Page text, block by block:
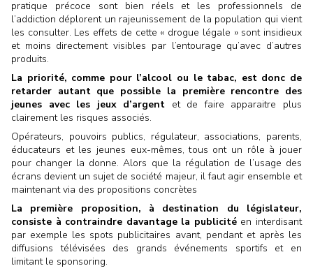
pratique précoce sont bien réels et les professionnels de
l’addiction déplorent un rajeunissement de la population qui vient
les consulter. Les effets de cette « drogue légale » sont insidieux
et moins directement visibles par l’entourage qu’avec d’autres
produits.
La priorité, comme pour l’alcool ou le tabac, est donc de
retarder autant que possible la première rencontre des
jeunes avec les jeux d’argent et de faire apparaitre plus
clairement les risques associés.
Opérateurs, pouvoirs publics, régulateur, associations, parents,
éducateurs et les jeunes eux-mêmes, tous ont un rôle à jouer
pour changer la donne. Alors que la régulation de l’usage des
écrans devient un sujet de société majeur, il faut agir ensemble et
maintenant via des propositions concrètes
La première proposition, à destination du législateur,
consiste à contraindre davantage la publicité en interdisant
par exemple les spots publicitaires avant, pendant et après les
diffusions télévisées des grands événements sportifs et en
limitant le sponsoring.